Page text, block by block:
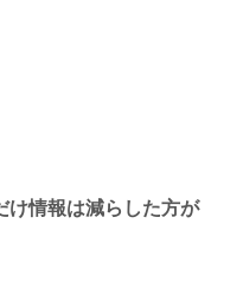
け情報は減らした方が